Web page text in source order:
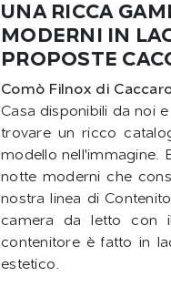
UNA RICCA
MODERNI IN
PROPOSTE
Comò Filnox di
Casa disponibili da noi
trovare un ricco
modello nell'immagine.
notte moderni che
nostra linea di
camera da letto con
contenitore è fatto in
estetico.